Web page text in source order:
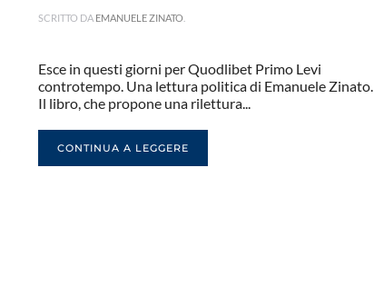
SCRITTO DA EMANUELE ZINATO
Esce in questi giorni per Quodlibet Primo Levi
controtempo. Una lettura politica di Emanuele Zinato.
Il libro, che propone una rilettura...
CONTINUA A LEGGERE